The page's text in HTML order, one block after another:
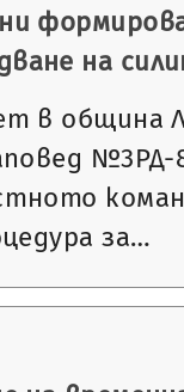
на
в община
№3РД-
за…